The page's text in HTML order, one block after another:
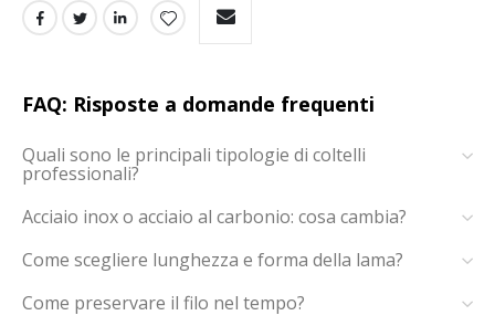
FAQ: Risposte a domande frequenti
Quali sono le principali tipologie di coltelli
professionali?
Acciaio inox o acciaio al carbonio: cosa cambia?
Come scegliere lunghezza e forma della lama?
Come preservare il filo nel tempo?